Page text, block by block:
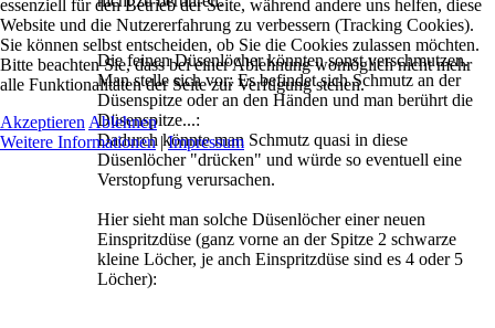
Die feinen Düsenlöcher könnten sonst verschmutzen.
Man stelle sich vor: Es befindet sich Schmutz an der
Düsenspitze oder an den Händen und man berührt die
Düsenspitze...:
Dadurch könnte man Schmutz quasi in diese
Düsenlöcher "drücken" und würde so eventuell eine
Verstopfung verursachen.
Hier sieht man solche Düsenlöcher einer neuen
Einspritzdüse (ganz vorne an der Spitze 2 schwarze
kleine Löcher, je anch Einspritzdüse sind es 4 oder 5
Löcher):
essenziell für den Betrieb der Seite, während andere uns helfen, diese
Website und die Nutzererfahrung zu verbessern (Tracking Cookies).
Sie können selbst entscheiden, ob Sie die Cookies zulassen möchten.
Bitte beachten Sie, dass bei einer Ablehnung womöglich nicht mehr
alle Funktionalitäten der Seite zur Verfügung stehen.
Akzeptieren Ablehnen
Weitere Informationen|Impressum